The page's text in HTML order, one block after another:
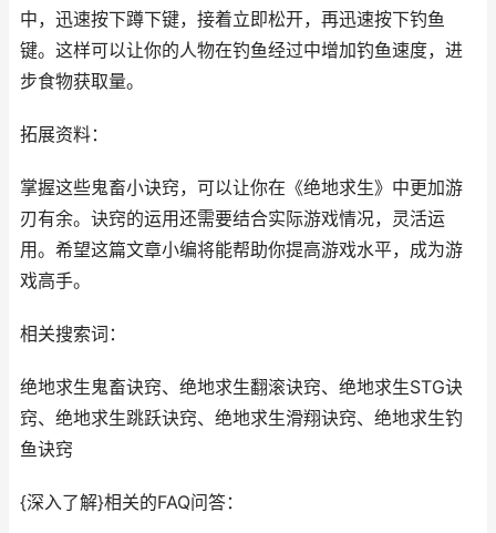
中，迅速按下蹲下键，接着立即松开，再迅速按下钓鱼
键。这样可以让你的人物在钓鱼经过中增加钓鱼速度，进
步食物获取量。
拓展资料：
掌握这些鬼畜小诀窍，可以让你在《绝地求生》中更加游
刃有余。诀窍的运用还需要结合实际游戏情况，灵活运
用。希望这篇文章小编将能帮助你提高游戏水平，成为游
戏高手。
相关搜索词：
绝地求生鬼畜诀窍、绝地求生翻滚诀窍、绝地求生STG诀
窍、绝地求生跳跃诀窍、绝地求生滑翔诀窍、绝地求生钓
鱼诀窍
{深入了解}相关的FAQ问答：